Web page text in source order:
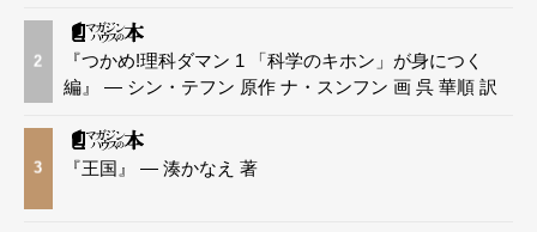
2
『つかめ!理科ダマン 1 「科学のキホン」が身につく
編』 — シン・テフン 原作 ナ・スンフン 画 呉 華順 訳
3 『王国』 — 湊かなえ 著